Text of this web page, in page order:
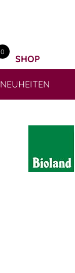
0
SHOP
NEUHEITEN